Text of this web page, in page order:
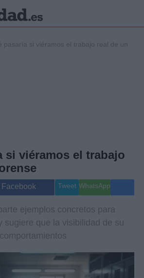
Musica
pasaría si viéramos el trabajo real de un
si viéramos el trabajo
Tweet WhatsApp
ejemplos concretos para
sugiere que la visibilidad de su